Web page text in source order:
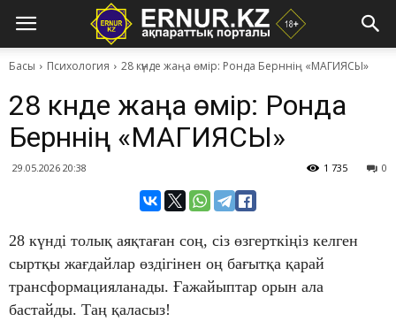
Басы Психология 28 күнде жаңа өмір: Ронда Берннің «МАГИЯСЫ»
28 күнде жаңа өмір: Ронда
Берннің «МАГИЯСЫ»
29.05.2026 20:38 0
1 735
28 күнді толық аяқтаған соң, сіз өзгерткіңіз келген
сыртқы жағдайлар өздігінен оң бағытқа қарай
трансформацияланады. Ғажайыптар орын ала
бастайды. Таң қаласыз!